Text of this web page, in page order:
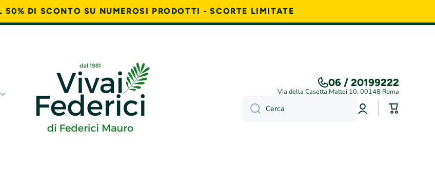
DI SCONTO SU NUMEROSI PRODOTTI - SCORTE LIMITATE
06 / 20199222
Via della Casetta Mattei 10, 00148 Roma
Cerca Accedi Carrello